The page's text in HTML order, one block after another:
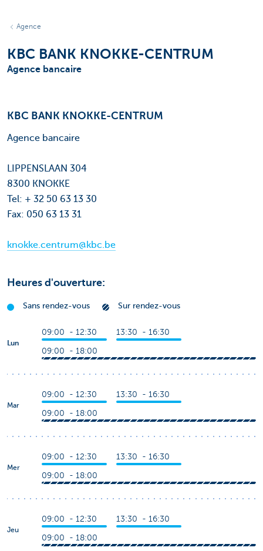
Agence
KBC BANK KNOKKE-CENTRUM
Agence bancaire
KBC BANK KNOKKE-CENTRUM
Agence bancaire
LIPPENSLAAN 304
8300 KNOKKE
Tel: + 32 50 63 13 30
Fax: 050 63 13 31
knokke.centrum@kbc.be
Heures d'ouverture:
Sans rendez-vous Sur rendez-vous
Lun
09:00 - 12:30 13:30 - 16:30
09:00 - 18:00
Mar
09:00 - 12:30 13:30 - 16:30
09:00 - 18:00
Mer
09:00 - 12:30 13:30 - 16:30
09:00 - 18:00
Jeu
09:00 - 12:30 13:30 - 16:30
09:00 - 18:00